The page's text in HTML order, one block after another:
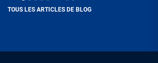
TOUS LES ARTICLES DE BLOG